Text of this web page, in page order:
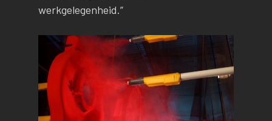
werkgelegenheid.”